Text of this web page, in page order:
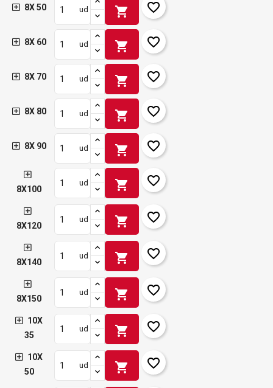
8X 50 ud shopping_cart favorite_border
8X 60 ud shopping_cart favorite_border
8X 70 ud shopping_cart favorite_border
8X 80 ud shopping_cart favorite_border
8X 90 ud shopping_cart favorite_border
8X100
ud shopping_cart favorite_border
8X120
ud shopping_cart favorite_border
8X140
ud shopping_cart favorite_border
8X150
ud shopping_cart favorite_border
10X
35
ud shopping_cart favorite_border
10X
50
ud shopping_cart favorite_border